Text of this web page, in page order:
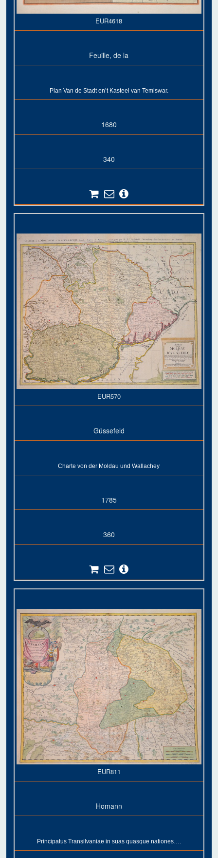
EUR4618
Feuille, de la
Plan Van de Stadt en’t Kasteel van Temiswar.
1680
340
EUR570
Güssefeld
Charte von der Moldau und Wallachey
1785
360
EUR811
Homann
Principatus Transilvaniae in suas quasque nationes….